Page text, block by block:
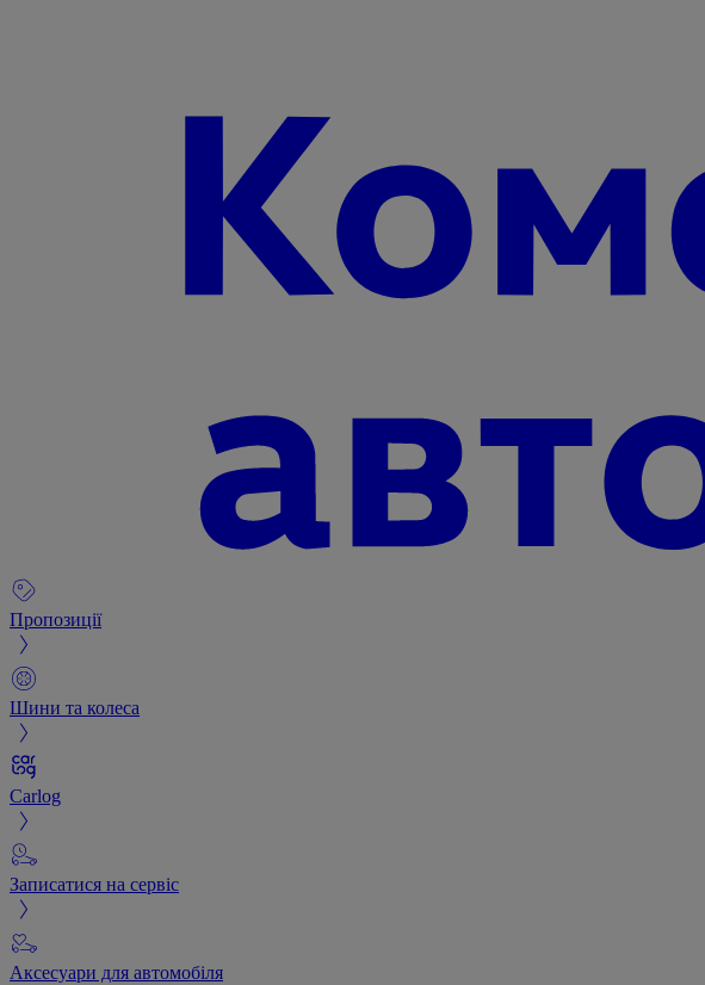
Пропозиції
Шини та колеса
Carlog
Записатися на сервіс
Аксесуари для автомобіля